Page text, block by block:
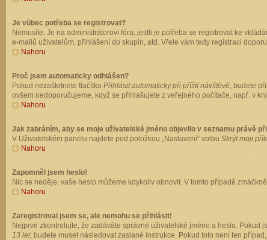
Je vůbec potřeba se registrovat?
Nemusíte. Je na administrátorovi fóra, jestli je potřeba se registrovat ke
e-mailů uživatelům, přihlášení do skupin, atd. Vřele vám tedy registraci
Nahoru
Proč jsem automaticky odhlášen?
Pokud nezaškrtnete tlačítko Přihlásit automaticky při příští návštěvě, budete
ovšem nedoporučujeme, když se přihlašujete z veřejného počítače, např. v
Nahoru
Jak zabráním, aby se moje uživatelské jméno objevilo v seznamu právě
V Uživatelském panelu najdete pod položkou „Nastavení“ volbu Skrýt moji
Nahoru
Zapomněl jsem heslo!
Nic se neděje, vaše heslo můžeme kdykoliv obnovit. V tomto případě
Nahoru
Zaregistroval jsem se, ale nemohu se přihlásit!
Nejprve zkontrolujte, že zadáváte správné uživatelské jméno a heslo.
13 let, budete muset následovat zaslané instrukce. Pokud toto není ten